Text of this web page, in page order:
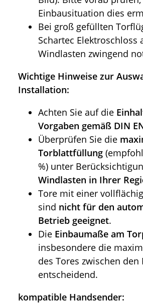
Einbausituation dies
Bei groß gefüllten
Schartec Elektroschloss
Windlasten zwingend
Wichtige Hinweise zur
Installation:
Achten Sie auf die
Vorgaben gemäß DIN
Überprüfen Sie die
Torblattfüllung
%) unter
Windlasten in Ihrer
Tore mit einer
sind nicht für den
Betrieb geeignet.
Die Einbaumaße am
insbesondere die
des Tores zwischen den
entscheidend.
kompatible Handsender: